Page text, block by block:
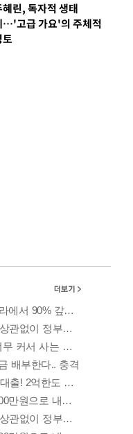
혜린, 독자적 생태
…'고급 가요'의 주체적
토